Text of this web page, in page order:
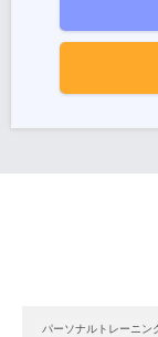
パーソナルトレーニン